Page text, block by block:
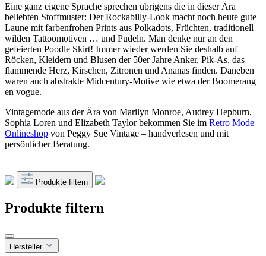
Eine ganz eigene Sprache sprechen übrigens die in dieser Ära
beliebten Stoffmuster: Der Rockabilly-Look macht noch heute gute
Laune mit farbenfrohen Prints aus Polkadots, Früchten, traditionell
wilden Tattoomotiven … und Pudeln. Man denke nur an den
gefeierten Poodle Skirt! Immer wieder werden Sie deshalb auf
Röcken, Kleidern und Blusen der 50er Jahre Anker, Pik-As, das
flammende Herz, Kirschen, Zitronen und Ananas finden. Daneben
waren auch abstrakte Midcentury-Motive wie etwa der Boomerang
en vogue.
Vintagemode aus der Ära von Marilyn Monroe, Audrey Hepburn,
Sophia Loren und Elizabeth Taylor bekommen Sie im Retro Mode
Onlineshop von Peggy Sue Vintage – handverlesen und mit
persönlicher Beratung.
Produkte filtern
Produkte filtern
Hersteller